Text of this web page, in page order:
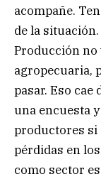
acompañe.
de la
Producción no
agropecuaria,
pasar. Eso cae
una encuesta
productores si
pérdidas en
como sector